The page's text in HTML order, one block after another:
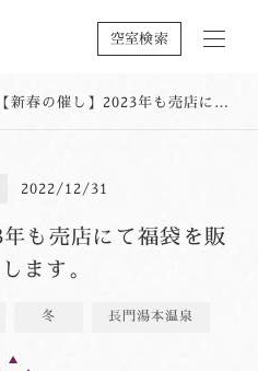
空室検索
【新春の催し】2023年も売店にて福袋を販売いたします。
2022/12/31
年も売店にて福袋を販
ます。
冬 長門湯本温泉